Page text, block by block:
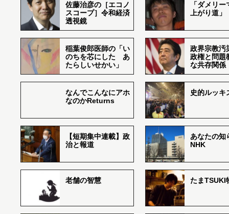
佐藤治彦の［エコノ
スコープ］令和経済
透視鏡
「ダメリ
上がり道」
稲葉俊郎医師の「い
のちを芯にした あ
たらしいせかい」
政界宗教汚
政権と問題
な共存関係
なんでこんなにアホ
なのかReturns
史的ルッキ
【短期集中連載】政
治と報道
あなたの知
NHK
老舗の智慧 たまTSUKI